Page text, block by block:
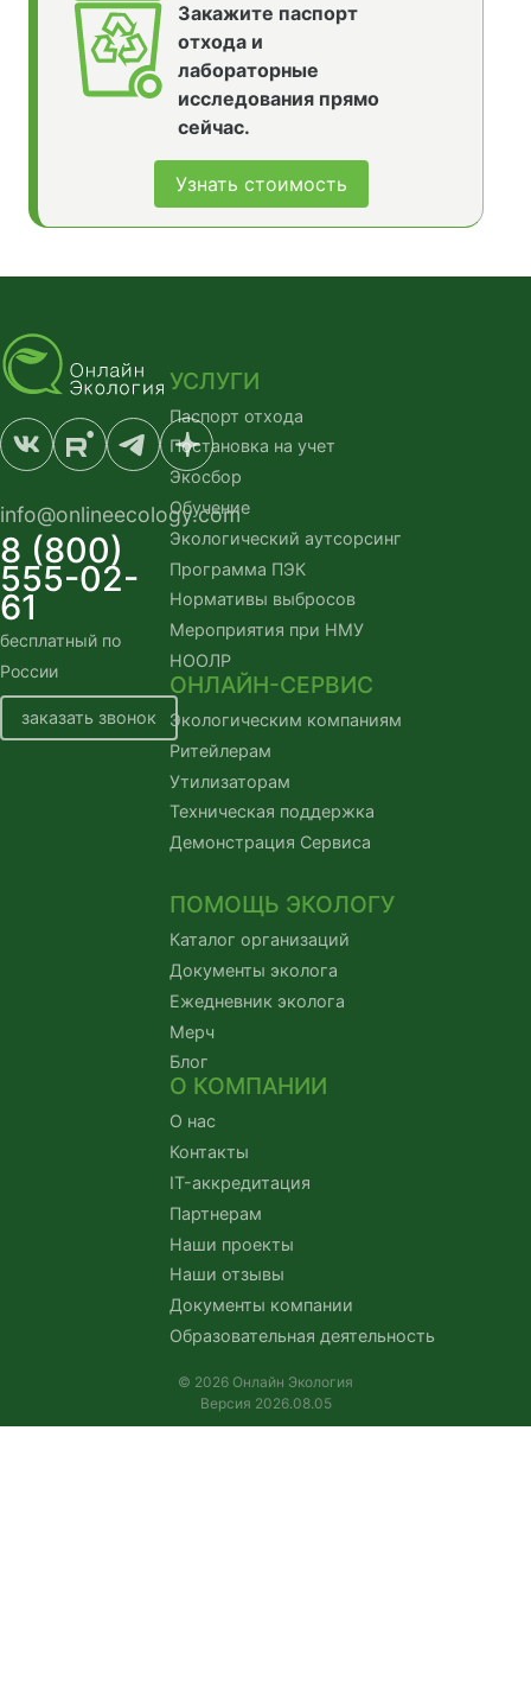
Закажите паспорт
отхода и
лабораторные
исследования прямо
сейчас.
Узнать стоимость
info@onlineecology.com
8 (800)
555-02-
61
бесплатный по
России
заказать звонок
УСЛУГИ
Паспорт отхода
Постановка на учет
Экосбор
Обучение
Экологический аутсорсинг
Программа ПЭК
Нормативы выбросов
Мероприятия при НМУ
НООЛР
ОНЛАЙН-СЕРВИС
Экологическим компаниям
Ритейлерам
Утилизаторам
Техническая поддержка
Демонстрация Сервиса
ПОМОЩЬ ЭКОЛОГУ
Каталог организаций
Документы эколога
Ежедневник эколога
Мерч
Блог
О КОМПАНИИ
О нас
Контакты
IT-аккредитация
Партнерам
Наши проекты
Наши отзывы
Документы компании
Образовательная деятельность
© 2026 Онлайн Экология
Версия 2026.08.05